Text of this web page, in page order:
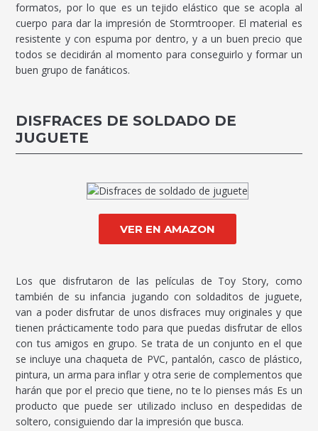
formatos, por lo que es un tejido elástico que se acopla al
cuerpo para dar la impresión de Stormtrooper. El material es
resistente y con espuma por dentro, y a un buen precio que
todos se decidirán al momento para conseguirlo y formar un
buen grupo de fanáticos.
DISFRACES DE SOLDADO DE
JUGUETE
VER EN AMAZON
Los que disfrutaron de las películas de Toy Story, como
también de su infancia jugando con soldaditos de juguete,
van a poder disfrutar de unos disfraces muy originales y que
tienen prácticamente todo para que puedas disfrutar de ellos
con tus amigos en grupo. Se trata de un conjunto en el que
se incluye una chaqueta de PVC, pantalón, casco de plástico,
pintura, un arma para inflar y otra serie de complementos que
harán que por el precio que tiene, no te lo pienses más Es un
producto que puede ser utilizado incluso en despedidas de
soltero, consiguiendo dar la impresión que busca.